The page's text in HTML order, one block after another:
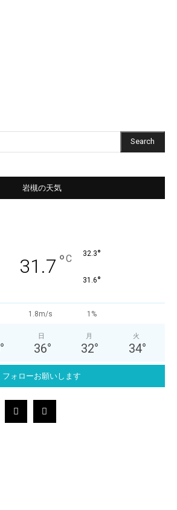
Search
岩槻の天気
31.7 °C 32.3°
31.6°
1.8m/s 1%
°
日
36°
月
32°
火
34°
フォローお願いします